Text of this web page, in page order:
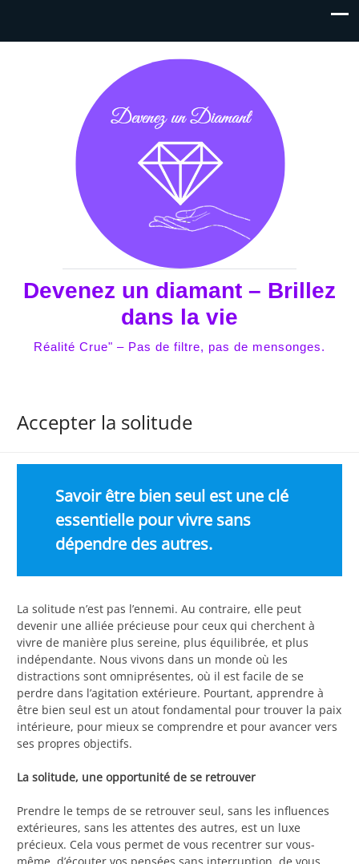
Devenez un diamant – Brillez
dans la vie
Réalité Crue" – Pas de filtre, pas de mensonges.
Accepter la solitude
Savoir être bien seul est une clé
essentielle pour vivre sans
dépendre des autres.
La solitude n’est pas l’ennemi. Au contraire, elle peut
devenir une alliée précieuse pour ceux qui cherchent à
vivre de manière plus sereine, plus équilibrée, et plus
indépendante. Nous vivons dans un monde où les
distractions sont omniprésentes, où il est facile de se
perdre dans l’agitation extérieure. Pourtant, apprendre à
être bien seul est un atout fondamental pour trouver la paix
intérieure, pour mieux se comprendre et pour avancer vers
ses propres objectifs.
La solitude, une opportunité de se retrouver
Prendre le temps de se retrouver seul, sans les influences
extérieures, sans les attentes des autres, est un luxe
précieux. Cela vous permet de vous recentrer sur vous-